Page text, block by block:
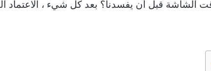
وقت الشاشة قبل أن يفسدنا؟ بعد كل شيء ،